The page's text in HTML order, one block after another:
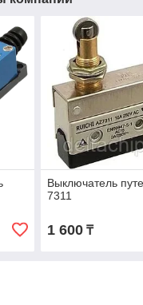
Выключатель
7311
1 600₸